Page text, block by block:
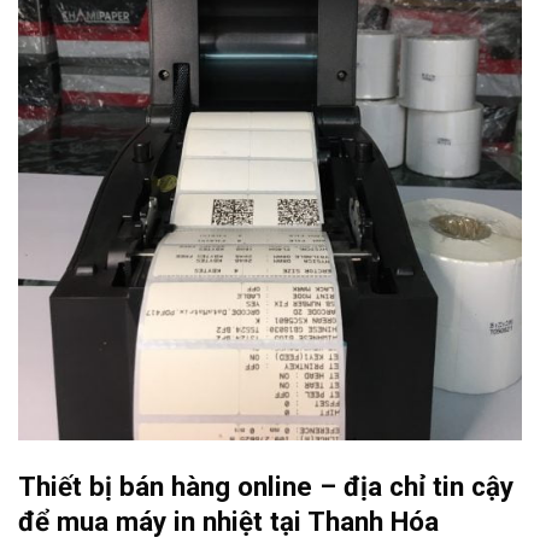
Thiết bị bán hàng online – địa chỉ tin cậy
để mua máy in nhiệt tại Thanh Hóa